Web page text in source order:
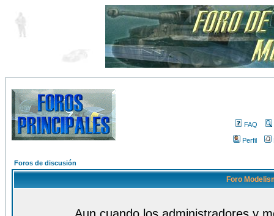
FAQ
Perfil
Foros de discusión
Foro